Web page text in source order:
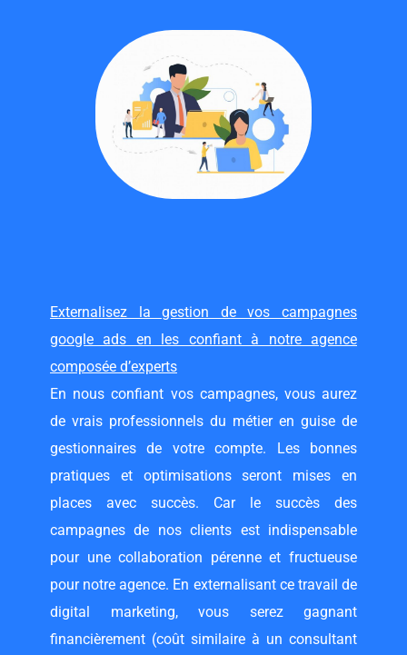
Externalisez la gestion de vos campagnes
google ads en les confiant à notre agence
composée d’experts
En nous confiant vos campagnes, vous aurez
de vrais professionnels du métier en guise de
gestionnaires de votre compte. Les bonnes
pratiques et optimisations seront mises en
places avec succès. Car le succès des
campagnes de nos clients est indispensable
pour une collaboration pérenne et fructueuse
pour notre agence. En externalisant ce travail de
digital marketing, vous serez gagnant
financièrement (coût similaire à un consultant